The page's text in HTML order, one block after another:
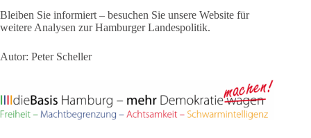
Bleiben Sie informiert – besuchen Sie unsere Website für
weitere Analysen zur Hamburger Landespolitik.
Autor: Peter Scheller